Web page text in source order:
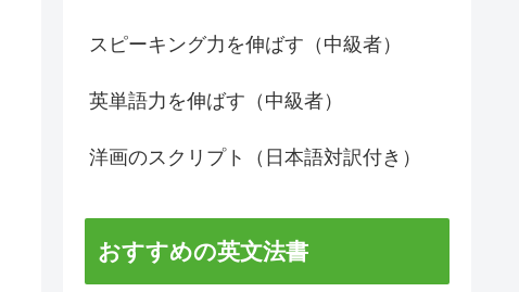
スピーキング力を伸ばす（中級者）
英単語力を伸ばす（中級者）
洋画のスクリプト（日本語対訳付き）
おすすめの英文法書